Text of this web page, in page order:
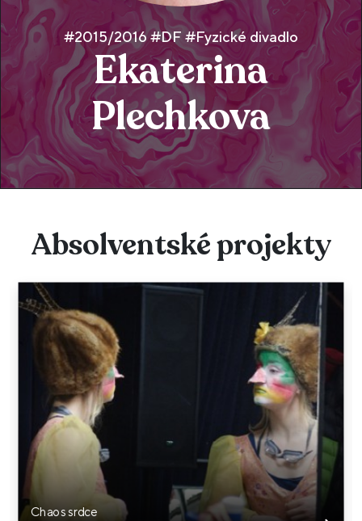
#2015/2016 #DF #Fyzické divadlo
Ekaterina
Plechkova
Absolventské projekty
Chaos srdce